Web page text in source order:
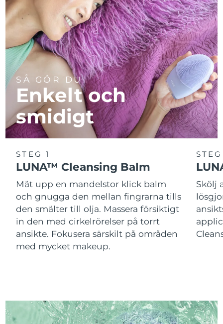
SÅ GÖR DU
Enkelt och
smidigt
STEG 1
LUNA™ Cleansing Balm
Mät upp en mandelstor klick balm
och gnugga den mellan fingrarna tills
den smälter till olja. Massera försiktigt
in den med cirkelrörelser på torrt
ansikte. Fokusera särskilt på områden
med mycket makeup.
Skölj